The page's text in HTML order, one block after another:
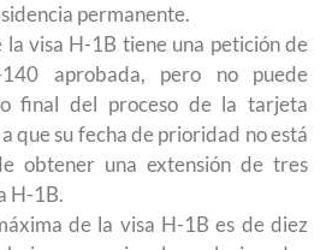
permanente.
visa H-1B tiene una petición de
aprobada, pero no puede
final del proceso de la tarjeta
que su fecha de prioridad no está
obtener una extensión de tres
H-1B.
de la visa H-1B es de diez